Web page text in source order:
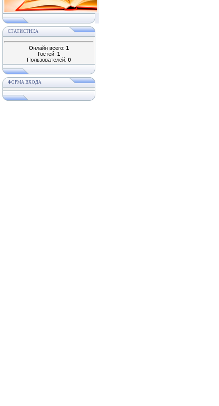
СТАТИСТИКА
Онлайн всего: 1
Гостей: 1
Пользователей: 0
ФОРМА ВХОДА